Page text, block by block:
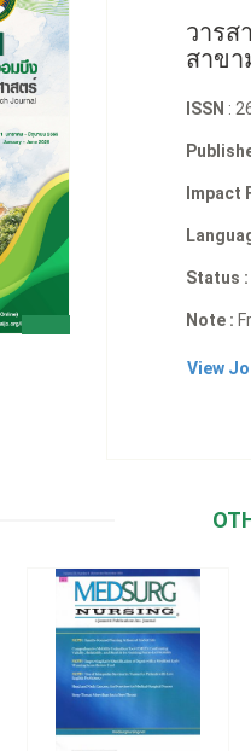
วารส
สาข
ISSN :
Impact
Status :
Note :
View